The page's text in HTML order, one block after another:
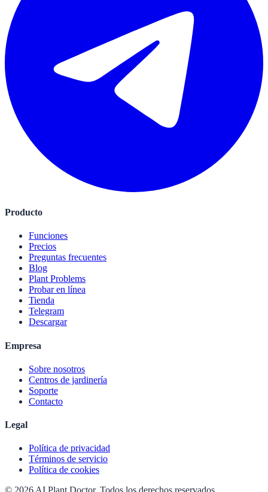
Producto
Funciones
Precios
Preguntas frecuentes
Blog
Plant Problems
Probar en línea
Tienda
Telegram
Descargar
Empresa
Sobre nosotros
Centros de jardinería
Soporte
Contacto
Legal
Política de privacidad
Términos de servicio
Política de cookies